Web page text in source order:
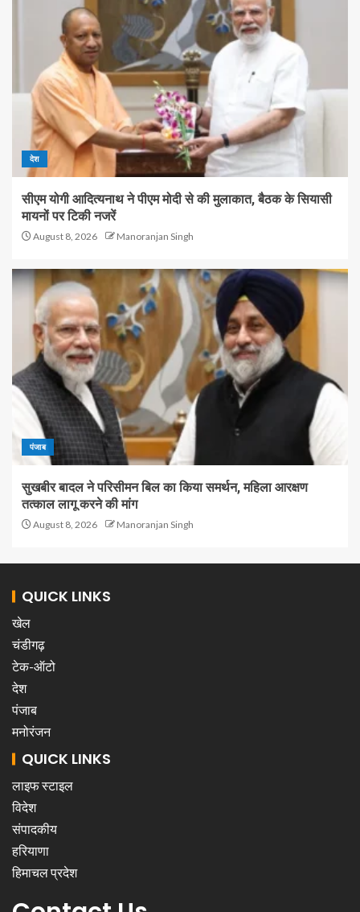
देश
सीएम योगी आदित्यनाथ ने पीएम मोदी से की मुलाकात, बैठक के सियासी
मायनों पर टिकी नजरें
August 8, 2026 Manoranjan Singh
पंजाब
सुखबीर बादल ने परिसीमन बिल का किया समर्थन, महिला आरक्षण
तत्काल लागू करने की मांग
August 8, 2026 Manoranjan Singh
QUICK LINKS
खेल
चंडीगढ़
टेक-ऑटो
देश
पंजाब
मनोरंजन
QUICK LINKS
लाइफ स्टाइल
विदेश
संपादकीय
हरियाणा
हिमाचल प्रदेश